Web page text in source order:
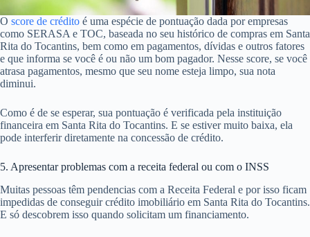
O score de crédito é uma espécie de pontuação dada por empresas
como SERASA e TOC, baseada no seu histórico de compras em Santa
Rita do Tocantins, bem como em pagamentos, dívidas e outros fatores
e que informa se você é ou não um bom pagador. Nesse score, se você
atrasa pagamentos, mesmo que seu nome esteja limpo, sua nota
diminui.
Como é de se esperar, sua pontuação é verificada pela instituição
financeira em Santa Rita do Tocantins. E se estiver muito baixa, ela
pode interferir diretamente na concessão de crédito.
5. Apresentar problemas com a receita federal ou com o INSS
Muitas pessoas têm pendencias com a Receita Federal e por isso ficam
impedidas de conseguir crédito imobiliário em Santa Rita do Tocantins.
E só descobrem isso quando solicitam um financiamento.